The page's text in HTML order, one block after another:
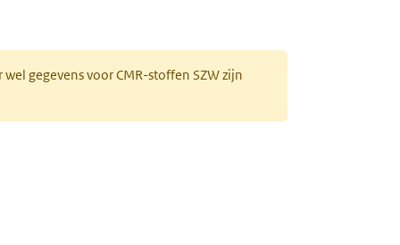
gegevens voor CMR-stoffen SZW zijn